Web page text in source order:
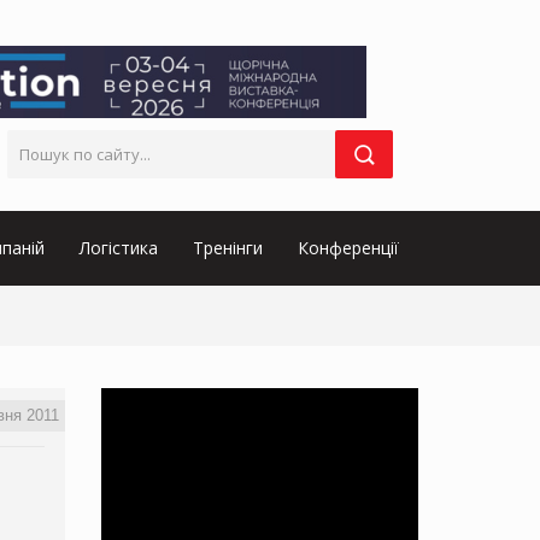
Логістика Тренінги Конференції
2011